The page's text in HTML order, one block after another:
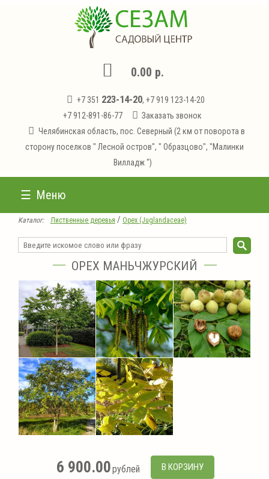
0.00 р.
+7 351 223-14-20, +7 919 123-14-20
+7 912-891-86-77
Заказать звонок
Челябинская область, пос. Северный (2 км от поворота в
сторону поселков " Лесной остров", " Образцово", "Малинки
Вилладж ")
Меню
Каталог: Лиственные деревья / Орех (Juglandaceae)
ОРЕХ МАНЬЧЖУРСКИЙ
6 900.00рублей В КОРЗИНУ